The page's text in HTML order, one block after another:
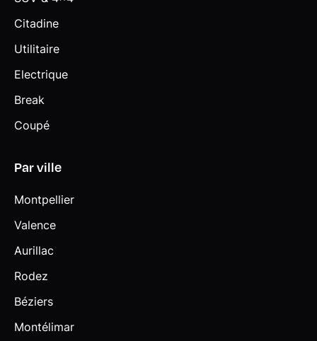
Citadine
Utilitaire
Electrique
Break
Coupé
Par ville
Montpellier
Valence
Aurillac
Rodez
Béziers
Montélimar